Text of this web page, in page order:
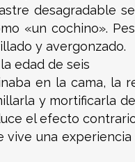
desagradable
«un cochino».
y avergonzado.
edad de seis
en la cama, la
y mortificarla
el efecto
vive una